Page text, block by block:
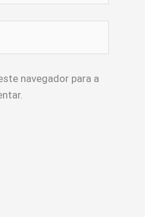
navegador para a